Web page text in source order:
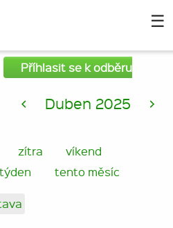
☰
Příhlasit se k odběru
< Duben 2025 >
zítra
víkend
tento měsíc